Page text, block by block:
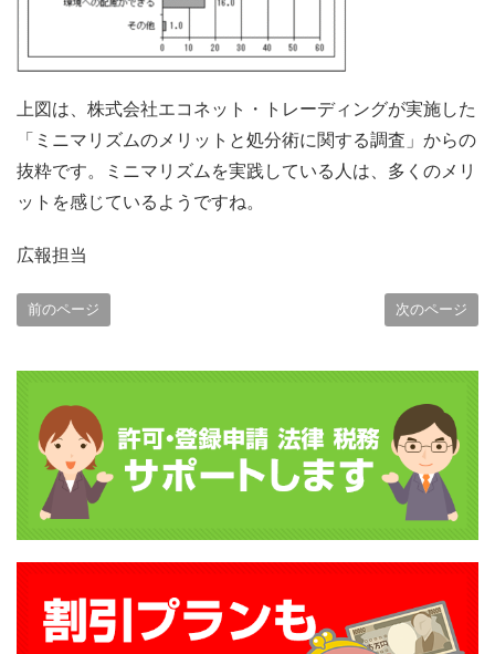
上図は、株式会社エコネット・トレーディングが実施した
「ミニマリズムのメリットと処分術に関する調査」からの
抜粋です。ミニマリズムを実践している人は、多くのメリ
ットを感じているようですね。
広報担当
前のページ 次のページ